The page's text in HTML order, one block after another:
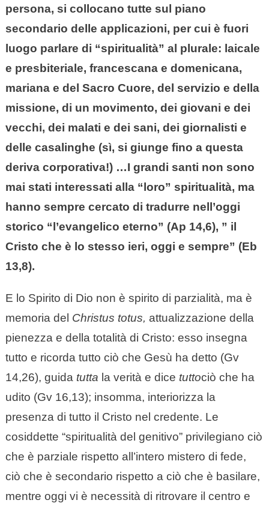
persona, si collocano tutte sul piano
secondario delle applicazioni, per cui è fuori
luogo parlare di “spiritualità” al plurale: laicale
e presbiteriale, francescana e domenicana,
mariana e del Sacro Cuore, del servizio e della
missione, di un movimento, dei giovani e dei
vecchi, dei malati e dei sani, dei giornalisti e
delle casalinghe (sì, si giunge fino a questa
deriva corporativa!) …I grandi santi non sono
mai stati interessati alla “loro” spiritualità, ma
hanno sempre cercato di tradurre nell’oggi
storico “l’evangelico eterno” (Ap 14,6), ” il
Cristo che è lo stesso ieri, oggi e sempre” (Eb
13,8).
E lo Spirito di Dio non è spirito di parzialità, ma è
memoria del Christus totus, attualizzazione della
pienezza e della totalità di Cristo: esso insegna
tutto e ricorda tutto ciò che Gesù ha detto (Gv
14,26), guida tutta la verità e dice tuttociò che ha
udito (Gv 16,13); insomma, interiorizza la
presenza di tutto il Cristo nel credente. Le
cosiddette “spiritualità del genitivo” privilegiano ciò
che è parziale rispetto all’intero mistero di fede,
ciò che è secondario rispetto a ciò che è basilare,
mentre oggi vi è necessità di ritrovare il centro e